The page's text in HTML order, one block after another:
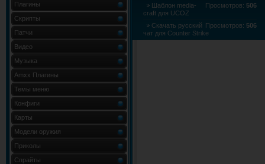
Плагины
Скрипты
Патчи
Видео
Музыка
Amxx Плагины
Темы меню
Конфиги
Карты
Модели оружия
Приколы
Спрайты
Просмотров: 506
Шаблон media-
craft для UCOZ
Просмотров: 506
Скачать русский
чат для Counter Strike